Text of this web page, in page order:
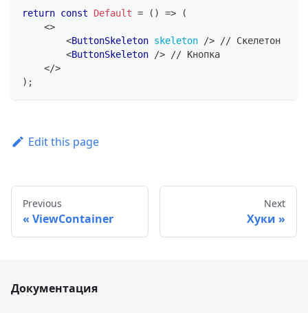
return const Default = ( ) =>
(
<>
<ButtonSkeleton skeleton /> // Скелетон
<ButtonSkeleton /> // Кнопка
</>
) ;
Edit this page
Previous
ViewContainer
Next
Хуки
Документация